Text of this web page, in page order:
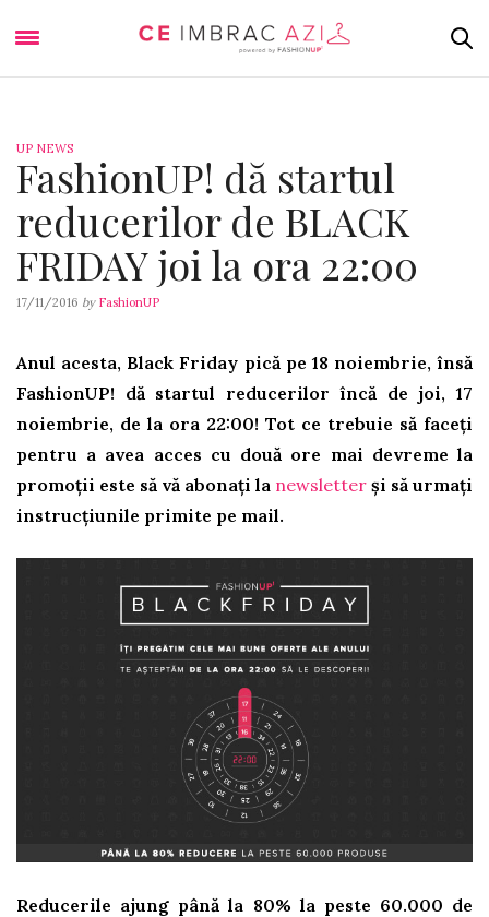
UP NEWS
FashionUP! dă startul
reducerilor de BLACK
FRIDAY joi la ora 22:00
17/11/2016 by FashionUP
Anul acesta, Black Friday pică pe 18 noiembrie, însă
FashionUP! dă startul reducerilor încă de joi, 17
noiembrie, de la ora 22:00! Tot ce trebuie să faceți
pentru a avea acces cu două ore mai devreme la
promoții este să vă abonați la newsletter și să urmați
instrucțiunile primite pe mail.
Reducerile ajung până la 80% la peste 60.000 de